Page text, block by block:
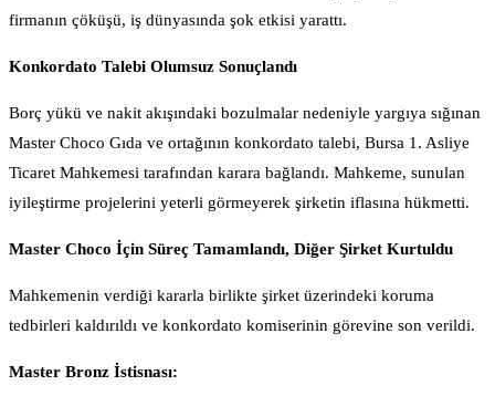
firmanın çöküşü, iş dünyasında şok etkisi yarattı.
Konkordato Talebi Olumsuz Sonuçlandı
Borç yükü ve nakit akışındaki bozulmalar nedeniyle yargıya sığınan
Master Choco Gıda ve ortağının konkordato talebi, Bursa 1. Asliye
Ticaret Mahkemesi tarafından karara bağlandı. Mahkeme, sunulan
iyileştirme projelerini yeterli görmeyerek şirketin iflasına hükmetti.
Master Choco İçin Süreç Tamamlandı, Diğer Şirket Kurtuldu
Mahkemenin verdiği kararla birlikte şirket üzerindeki koruma
tedbirleri kaldırıldı ve konkordato komiserinin görevine son verildi.
Master Bronz İstisnası: